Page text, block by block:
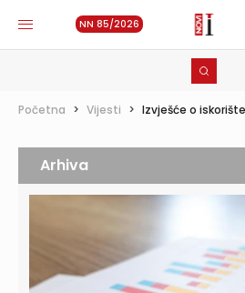
NN 85/2026
Početna > Vijesti > Izvješće o
Arhiva